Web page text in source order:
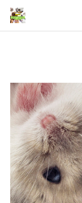
TOP
料金について
成婚までの流れ
会員様からの喜びの声